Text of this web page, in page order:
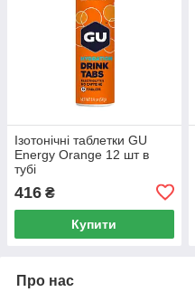
Ізотонічні таблетки GU
Energy Orange 12 шт в
тубі
416 ₴
Купити
Про нас